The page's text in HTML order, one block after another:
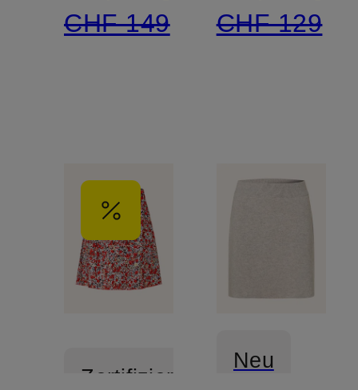
CHF 149
CHF 129
Zertifiziert
Neu